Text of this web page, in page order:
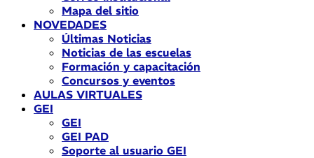
Mapa del sitio
NOVEDADES
Últimas Noticias
Noticias de las escuelas
Formación y capacitación
Concursos y eventos
AULAS VIRTUALES
GEI
GEI
GEI PAD
Soporte al usuario GEI